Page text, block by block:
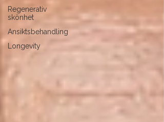
Regenerativ
skönhet
Ansiktsbehandling
Longevity